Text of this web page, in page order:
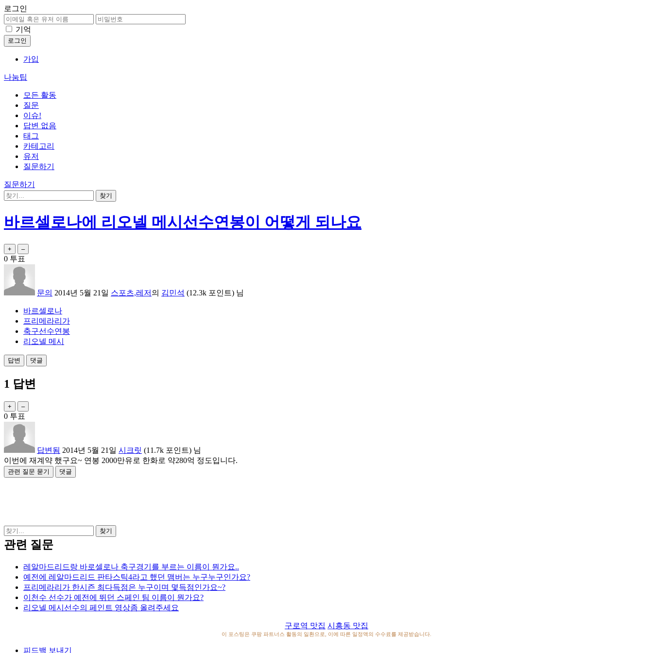
로그인
기억
가입
나눔팁
모든 활동
질문
이슈!
답변 없음
태그
카테고리
유저
질문하기
질문하기
바르셀로나에 리오넬 메시선수연봉이 어떻게 되나요
0 투표
문의 2014년 5월 21일 스포츠,레저 의 김민석 (12.3k 포인트) 님
바르셀로나
프리메라리가
축구선수연봉
리오넬 메시
1 답변
0 투표
답변됨 2014년 5월 21일 시크릿 (11.7k 포인트) 님
이번에 재계약 했구요~ 연봉 2000만유로 한화로 약280억 정도입니다.
관련 질문
레알마드리드랑 바로셀로나 축구경기를 부르는 이름이 뭔가요..
예전에 레알마드리드 판타스틱4라고 했던 맴버는 누구누구인가요?
프리메라리가 한시즌 최다득점은 누구이며 몇득점인가요~?
이천수 선수가 예전에 뛰던 스페인 팀 이름이 뭔가요?
리오넬 메시선수의 페인트 영상좀 올려주세요
구로역 맛집 시흥동 맛집
이 포스팅은 쿠팡 파트너스 활동의 일환으로, 이에 따른 일정액의 수수료를 제공받습니다.
피드백 보내기